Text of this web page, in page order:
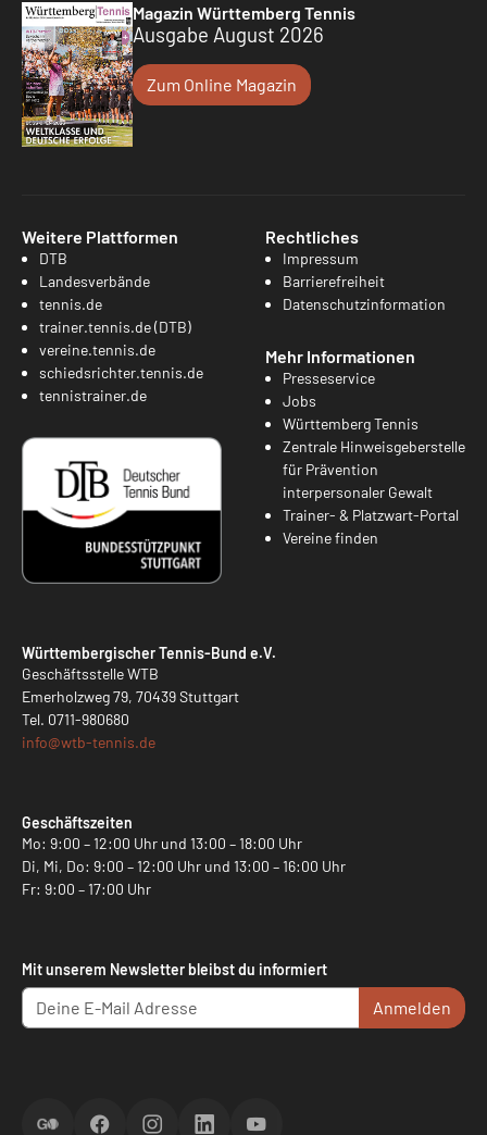
Magazin Württemberg Tennis
Ausgabe August 2026
Zum Online Magazin
Weitere Plattformen
DTB
Landesverbände
tennis.de
trainer.tennis.de (DTB)
vereine.tennis.de
schiedsrichter.tennis.de
tennistrainer.de
Rechtliches
Impressum
Barrierefreiheit
Datenschutzinformation
Mehr Informationen
Presseservice
Jobs
Württemberg Tennis
Zentrale Hinweisgeberstelle
für Prävention
interpersonaler Gewalt
Trainer- & Platzwart-Portal
Vereine finden
Württembergischer Tennis-Bund e.V.
Geschäftsstelle WTB
Emerholzweg 79, 70439 Stuttgart
Tel. 0711-980680
info@wtb-tennis.de
Geschäftszeiten
Mo: 9:00 – 12:00 Uhr und 13:00 – 18:00 Uhr
Di, Mi, Do: 9:00 – 12:00 Uhr und 13:00 – 16:00 Uhr
Fr: 9:00 – 17:00 Uhr
Mit unserem Newsletter bleibst du informiert
Anmelden